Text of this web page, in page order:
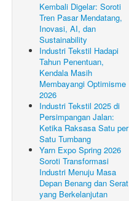
Kembali Digelar: Soroti
Tren Pasar Mendatang,
Inovasi, AI, dan
Sustainability
Industri Tekstil Hadapi
Tahun Penentuan,
Kendala Masih
Membayangi Optimisme
2026
Industri Tekstil 2025 di
Persimpangan Jalan:
Ketika Raksasa Satu per
Satu Tumbang
Yarn Expo Spring 2026
Soroti Transformasi
Industri Menuju Masa
Depan Benang dan Serat
yang Berkelanjutan